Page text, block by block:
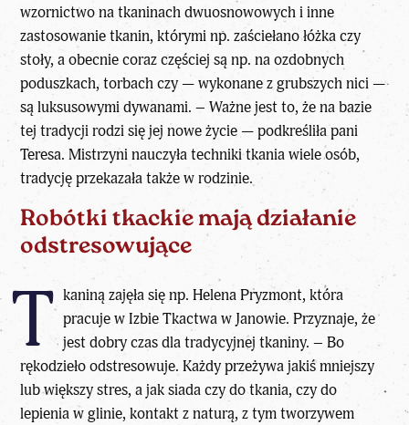
wzornictwo na tkaninach dwuosnowowych i inne
zastosowanie tkanin, którymi np. zaściełano łóżka czy
stoły, a obecnie coraz częściej są np. na ozdobnych
poduszkach, torbach czy — wykonane z grubszych nici —
są luksusowymi dywanami. – Ważne jest to, że na bazie
tej tradycji rodzi się jej nowe życie — podkreśliła pani
Teresa. Mistrzyni nauczyła techniki tkania wiele osób,
tradycję przekazała także w rodzinie.
Robótki tkackie mają działanie
odstresowujące
T kaniną zajęła się np. Helena Pryzmont, która
pracuje w Izbie Tkactwa w Janowie. Przyznaje, że
jest dobry czas dla tradycyjnej tkaniny. – Bo
rękodzieło odstresowuje. Każdy przeżywa jakiś mniejszy
lub większy stres, a jak siada czy do tkania, czy do
lepienia w glinie, kontakt z naturą, z tym tworzywem